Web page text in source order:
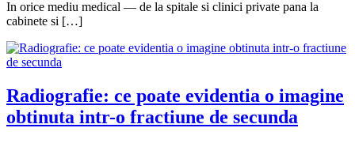
In orice mediu medical — de la spitale si clinici private pana la
cabinete si […]
Radiografie: ce poate evidentia o imagine
obtinuta intr-o fractiune de secunda